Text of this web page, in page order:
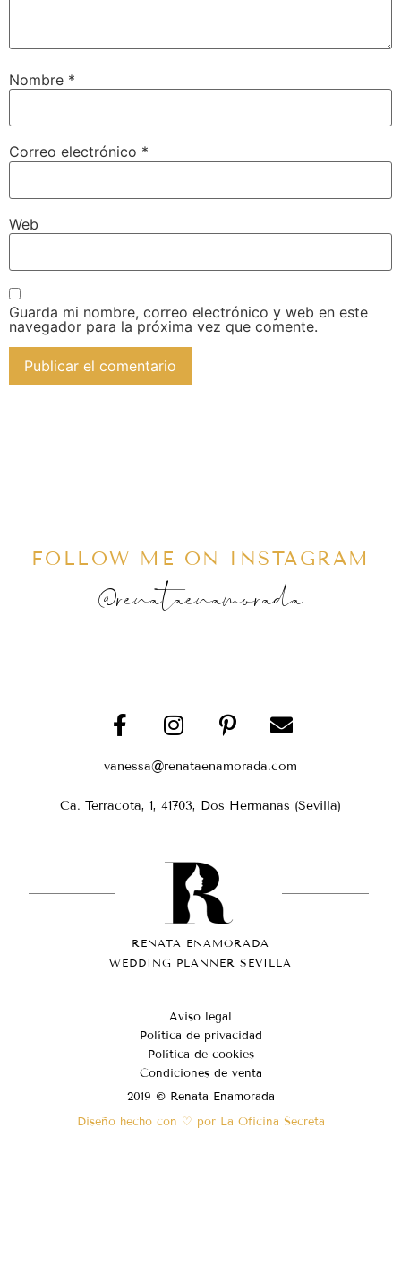
Nombre *
Correo electrónico *
Web
Guarda mi nombre, correo electrónico y web en este
navegador para la próxima vez que comente.
FOLLOW ME ON INSTAGRAM
@renataenamorada
vanessa@renataenamorada.com
Ca. Terracota, 1, 41703, Dos Hermanas (Sevilla)
RENATA ENAMORADA
WEDDING PLANNER SEVILLA
Aviso legal
Política de privacidad
Política de cookies
Condiciones de venta
2019 © Renata Enamorada
Diseño hecho con ♡ por La Oficina Secreta